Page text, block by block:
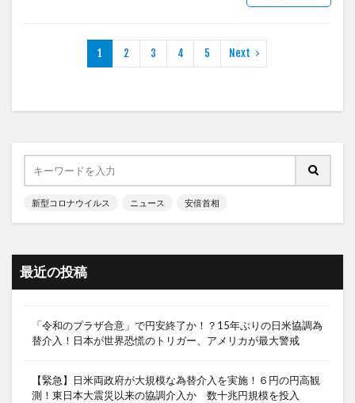
1 2 3 4 5 Next
新型コロナウイルス ニュース 安倍首相
最近の投稿
「令和のプラザ合意」で円安終了か！？15年ぶりの日米協調為
替介入！日本が世界恐慌のトリガー、アメリカが最大警戒
【緊急】日米両政府が大規模な為替介入を実施！６円の円高観
測！東日本大震災以来の協調介入か 数十兆円規模を投入